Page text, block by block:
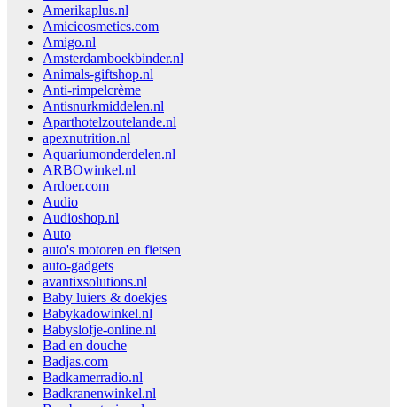
Amerikaplus.nl
Amicicosmetics.com
Amigo.nl
Amsterdamboekbinder.nl
Animals-giftshop.nl
Anti-rimpelcrème
Antisnurkmiddelen.nl
Aparthotelzoutelande.nl
apexnutrition.nl
Aquariumonderdelen.nl
ARBOwinkel.nl
Ardoer.com
Audio
Audioshop.nl
Auto
auto's motoren en fietsen
auto-gadgets
avantixsolutions.nl
Baby luiers & doekjes
Babykadowinkel.nl
Babyslofje-online.nl
Bad en douche
Badjas.com
Badkamerradio.nl
Badkranenwinkel.nl